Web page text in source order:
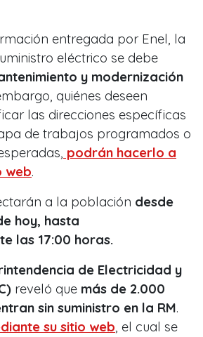
entregada por Enel, la
eléctrico se debe
y modernización
quiénes deseen
las direcciones específicas
de trabajos programados o
podrán hacerlo a
web.
a la población desde
hoy, hasta
las 17:00 horas.
de Electricidad y
reveló que más de 2.000
sin suministro en la RM.
su sitio web, el cual se